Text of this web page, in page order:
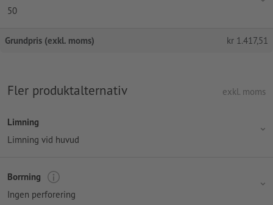
50
Grundpris (exkl. moms) kr 1.417,51
Fler produktalternativ exkl. moms
Limning
Limning vid huvud
Borrning
Ingen perforering